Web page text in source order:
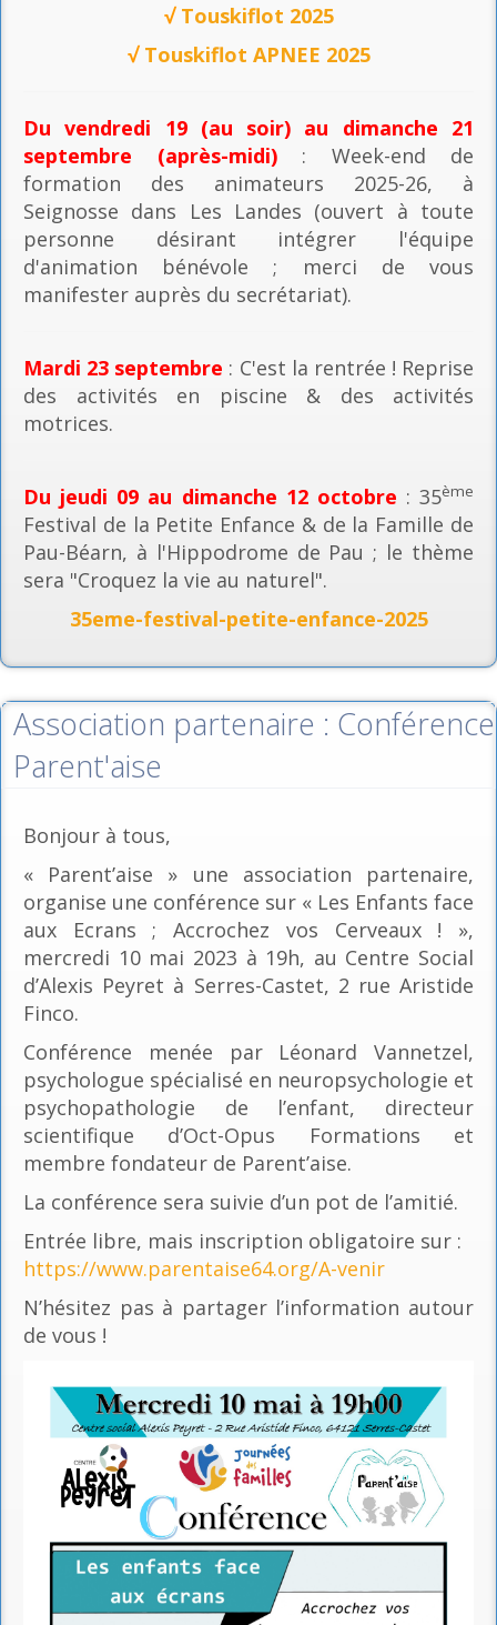
√ Touskiflot 2025
√ Touskiflot APNEE 2025
Du vendredi 19 (au soir) au dimanche 21
septembre (après-midi): Week-end de
formation des animateurs 2025-26, à
Seignosse dans Les Landes (ouvert à toute
personne désirant intégrer l'équipe
d'animation bénévole ; merci de vous
manifester auprès du secrétariat).
Mardi 23 septembre : C'est la rentrée ! Reprise
des activités en piscine & des activités
motrices.
Du jeudi 09 au dimanche 12 octobre : 35ème
Festival de la Petite Enfance & de la Famille de
Pau-Béarn, à l'Hippodrome de Pau ; le thème
sera "Croquez la vie au naturel".
35eme-festival-petite-enfance-2025
Association partenaire : Conférence
Parent'aise
Bonjour à tous,
« Parent’aise » une association partenaire,
organise une conférence sur « Les Enfants face
aux Ecrans ; Accrochez vos Cerveaux ! »,
mercredi 10 mai 2023 à 19h, au Centre Social
d’Alexis Peyret à Serres-Castet, 2 rue Aristide
Finco.
Conférence menée par Léonard Vannetzel,
psychologue spécialisé en neuropsychologie et
psychopathologie de l’enfant, directeur
scientifique d’Oct-Opus Formations et
membre fondateur de Parent’aise.
La conférence sera suivie d’un pot de l’amitié.
Entrée libre, mais inscription obligatoire sur :
https://www.parentaise64.org/A-venir
N’hésitez pas à partager l’information autour
de vous !